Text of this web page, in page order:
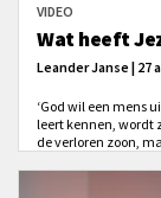
VIDEO
Wat heeft
Leander Janse | 27
‘God wil een mens
leert kennen, wordt
de verloren zoon,